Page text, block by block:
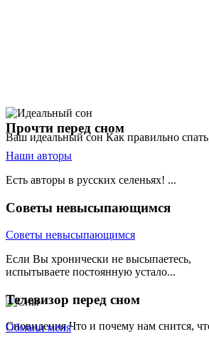
Ваш идеальный сон Как правильно
СновиденияЧто и почему нам снится,
Прочти перед сном
Наши авторы
Есть авторы в русских селеньях! ...
Советы невысыпающимся
Советы невысыпающимся
Если Вы хронически не высыпаетесь,
испытываете постоянную устало...
Телевизор перед сном
Обмани меня